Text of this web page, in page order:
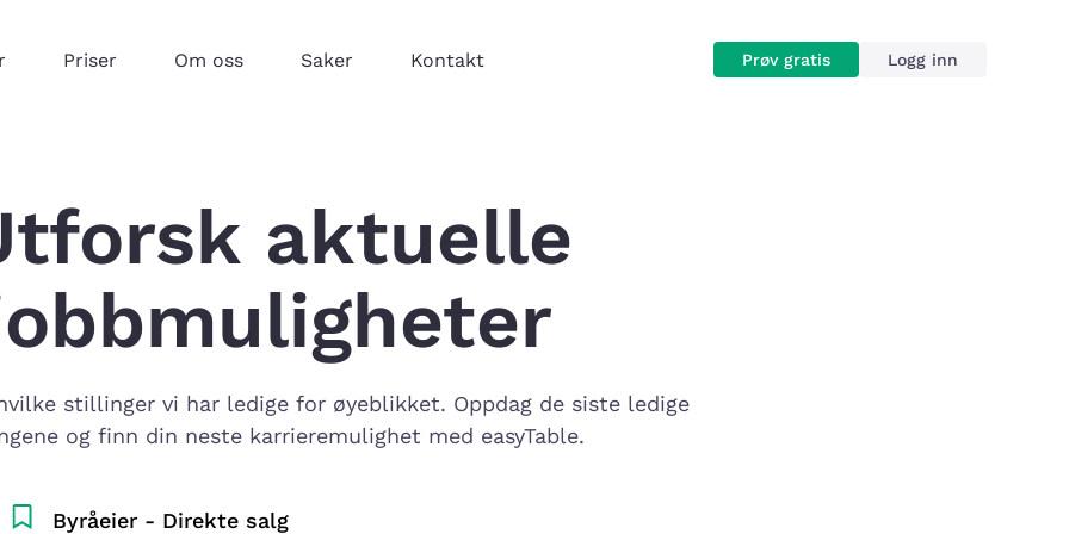
Priser Om oss Saker Kontakt Prøv gratis Logg inn
aktuelle
stillinger vi har ledige for øyeblikket. Oppdag de siste ledige
og finn din neste karrieremulighet med easyTable.
Byråeier - Direkte salg